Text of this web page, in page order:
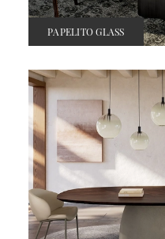
PAPELITO GLASS